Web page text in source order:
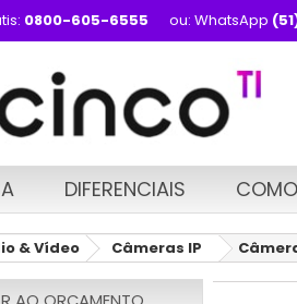
0800-605-6555 ou: WhatsApp
DIFERENCIAIS
& Vídeo Câmeras IP